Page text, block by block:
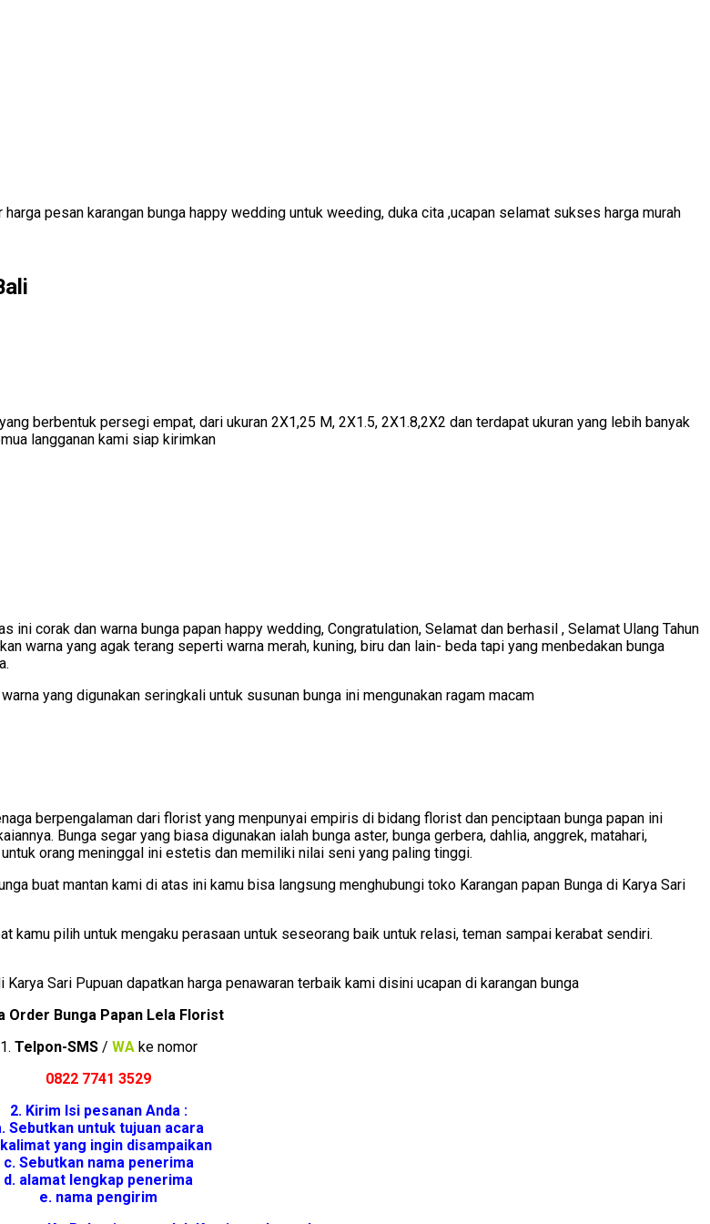
pesan karangan bunga happy wedding untuk weeding, duka cita ,ucapan selamat sukses harga murah
berbentuk persegi empat, dari ukuran 2X1,25 M, 2X1.5, 2X1.8,2X2 dan terdapat ukuran yang lebih banyak
langganan kami siap kirimkan
corak dan warna bunga papan happy wedding, Congratulation, Selamat dan berhasil , Selamat Ulang Tahun
warna yang agak terang seperti warna merah, kuning, biru dan lain- beda tapi yang menbedakan bunga
yang digunakan seringkali untuk susunan bunga ini mengunakan ragam macam
berpengalaman dari florist yang menpunyai empiris di bidang florist dan penciptaan bunga papan ini
Bunga segar yang biasa digunakan ialah bunga aster, bunga gerbera, dahlia, anggrek, matahari,
orang meninggal ini estetis dan memiliki nilai seni yang paling tinggi.
buat mantan kami di atas ini kamu bisa langsung menghubungi toko Karangan papan Bunga di Karya Sari
kamu pilih untuk mengaku perasaan untuk seseorang baik untuk relasi, teman sampai kerabat sendiri.
Sari Pupuan dapatkan harga penawaran terbaik kami disini ucapan di karangan bunga
Order Bunga Papan Lela Florist
1. Telpon-SMS/ WAke nomor
0822 7741 3529
2. Kirim Isi pesanan Anda :
Sebutkan untuk tujuan acara
yang ingin disampaikan
c. Sebutkan nama penerima
d. alamat lengkap penerima
e. nama pengirim